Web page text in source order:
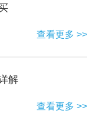
查看更多 >>
解
查看更多 >>